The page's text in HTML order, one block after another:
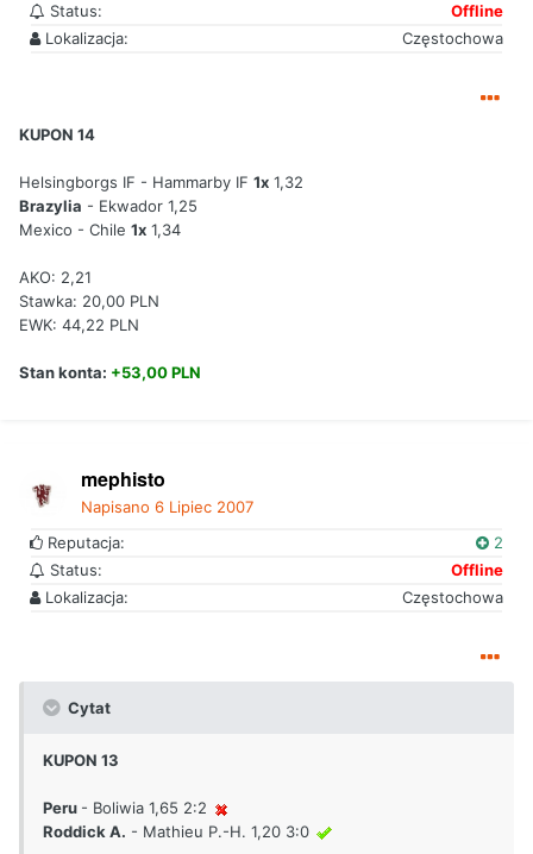
Status:
Offline
Lokalizacja:
Częstochowa
KUPON 14
Helsingborgs IF - Hammarby IF 1x 1,32
Brazylia - Ekwador 1,25
Mexico - Chile 1x 1,34
AKO: 2,21
Stawka: 20,00 PLN
EWK: 44,22 PLN
Stan konta: +53,00 PLN
mephisto
Napisano 6 Lipiec 2007
Reputacja:
2
Status:
Offline
Lokalizacja:
Częstochowa
Cytat
KUPON 13
Peru - Boliwia 1,65 2:2
Roddick A. - Mathieu P.-H. 1,20 3:0